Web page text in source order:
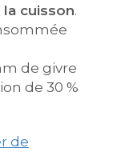
cuisson.
de givre
de 30 %
de